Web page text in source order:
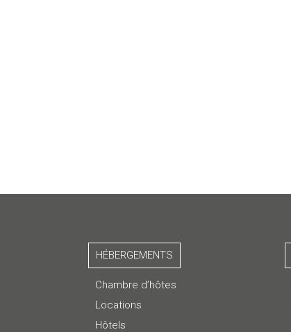
HÉBERGEMENTS
Chambre d’hôtes
Locations
Hôtels